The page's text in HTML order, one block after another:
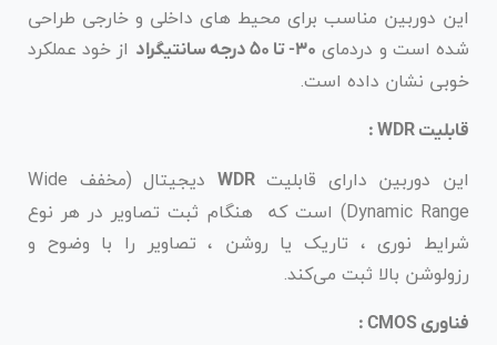
این دوربین مناسب برای محیط های داخلی و خارجی طراحی
شده است و دردمای ۳۰- تا ۵۰ درجه سانتیگراد
از خود عملکرد
خوبی نشان داده است.
قابلیت WDR :
این دوربین دارای قابلیتWDR
دیجیتال (مخفف Wide
Dynamic Range) است که هنگام ثبت تصاویر در هر نوع
شرایط نوری ، تاریک یا روشن ، تصاویر را با وضوح و
رزولوشن بالا ثبت می‌کند.
فناوری CMOS :